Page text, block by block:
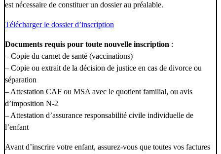
est nécessaire de constituer un dossier au préalable.
Télécharger le dossier d’inscription
Documents requis pour toute nouvelle inscription :
– Copie du carnet de santé (vaccinations)
– Copie ou extrait de la décision de justice en cas de divorce ou
séparation
– Attestation CAF ou MSA avec le quotient familial, ou avis
d’imposition N-2
– Attestation d’assurance responsabilité civile individuelle de
l’enfant
Avant d’inscrire votre enfant, assurez-vous que toutes vos factures